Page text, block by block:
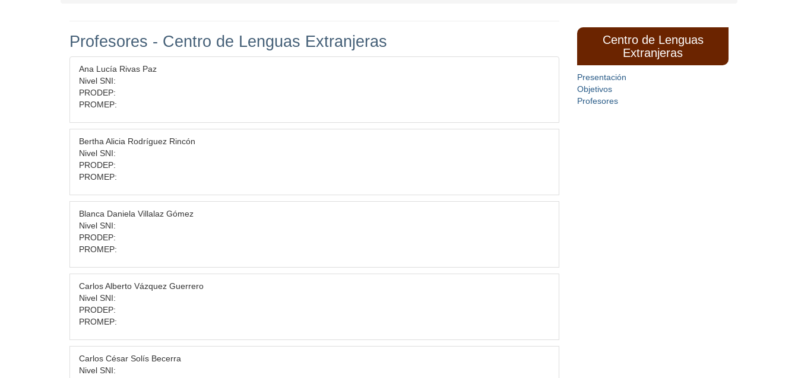
Profesores - Centro de Lenguas Extranjeras
Ana Lucía Rivas Paz
Nivel SNI:
PRODEP:
PROMEP:
Bertha Alicia Rodríguez Rincón
Nivel SNI:
PRODEP:
PROMEP:
Blanca Daniela Villalaz Gómez
Nivel SNI:
PRODEP:
PROMEP:
Carlos Alberto Vázquez Guerrero
Nivel SNI:
PRODEP:
PROMEP:
Carlos César Solís Becerra
Nivel SNI:
Centro de Lenguas
Extranjeras
Presentación
Objetivos
Profesores